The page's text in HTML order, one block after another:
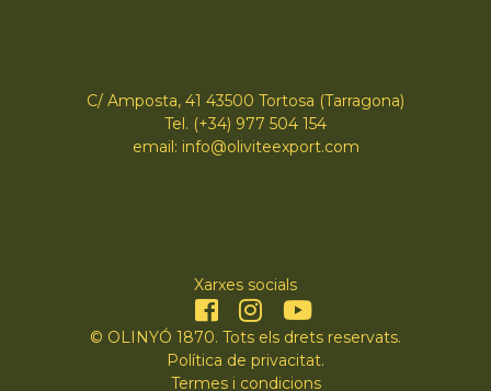
C/ Amposta, 41 43500 Tortosa (Tarragona)
Tel. (+34) 977 504 154
email: info@oliviteexport.com
Xarxes socials
© OLINYÓ 1870. Tots els drets reservats.
Política de privacitat.
Termes i condicions